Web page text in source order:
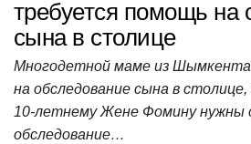
требуется помощь на
сына в столице
Многодетной маме из
на обследование сына в
10-летнему Жене Фомину нужны
обследование…